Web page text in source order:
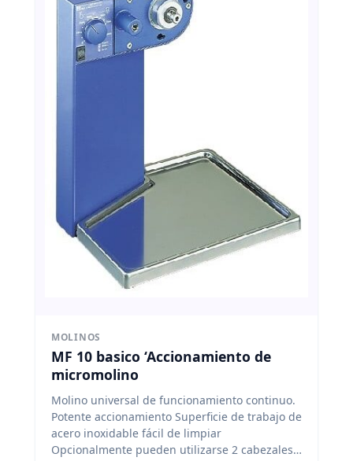
MOLINOS
MF 10 basico ‘Accionamiento de
micromolino
Molino universal de funcionamiento continuo.
Potente accionamiento Superficie de trabajo de
acero inoxidable fácil de limpiar
Opcionalmente pueden utilizarse 2 cabezales